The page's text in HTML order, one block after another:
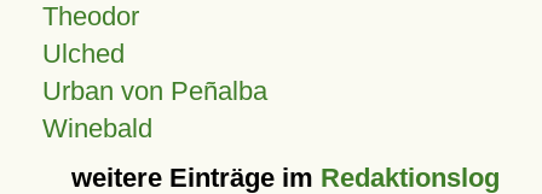
Theodor
Ulched
Urban von Peñalba
Winebald
weitere Einträge im Redaktionslog